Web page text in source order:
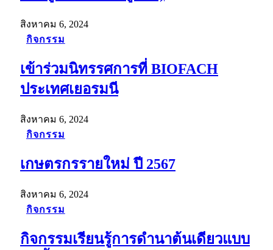
สิงหาคม 6, 2024
กิจกรรม
เข้าร่วมนิทรรศการที่ BIOFACH
ประเทศเยอรมนี
สิงหาคม 6, 2024
กิจกรรม
เกษตรกรรายใหม่ ปี 2567
สิงหาคม 6, 2024
กิจกรรม
กิจกรรมเรียนรู้การดำนาต้นเดียวแบบ